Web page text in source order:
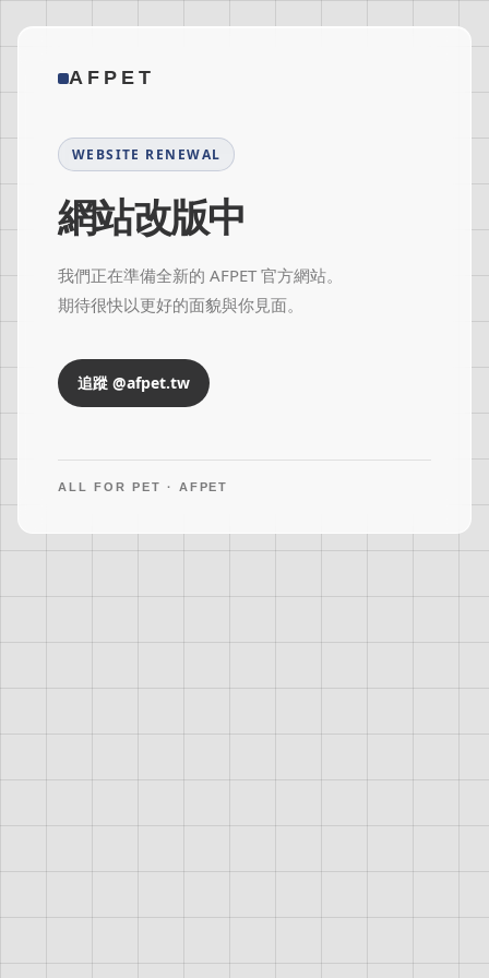
AFPET
WEBSITE RENEWAL
網站改版中
我們正在準備全新的 AFPET 官方網站。
期待很快以更好的面貌與你見面。
追蹤 @afpet.tw
ALL FOR PET · AFPET